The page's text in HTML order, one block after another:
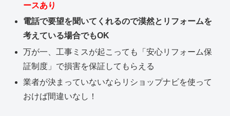
ースあり
電話で要望を聞いてくれるので漠然とリフォームを
考えている場合でもOK
万が一、工事ミスが起こっても「安心リフォーム保
証制度」で損害を保証してもらえる
業者が決まっていないならリショップナビを使って
おけば間違いなし！